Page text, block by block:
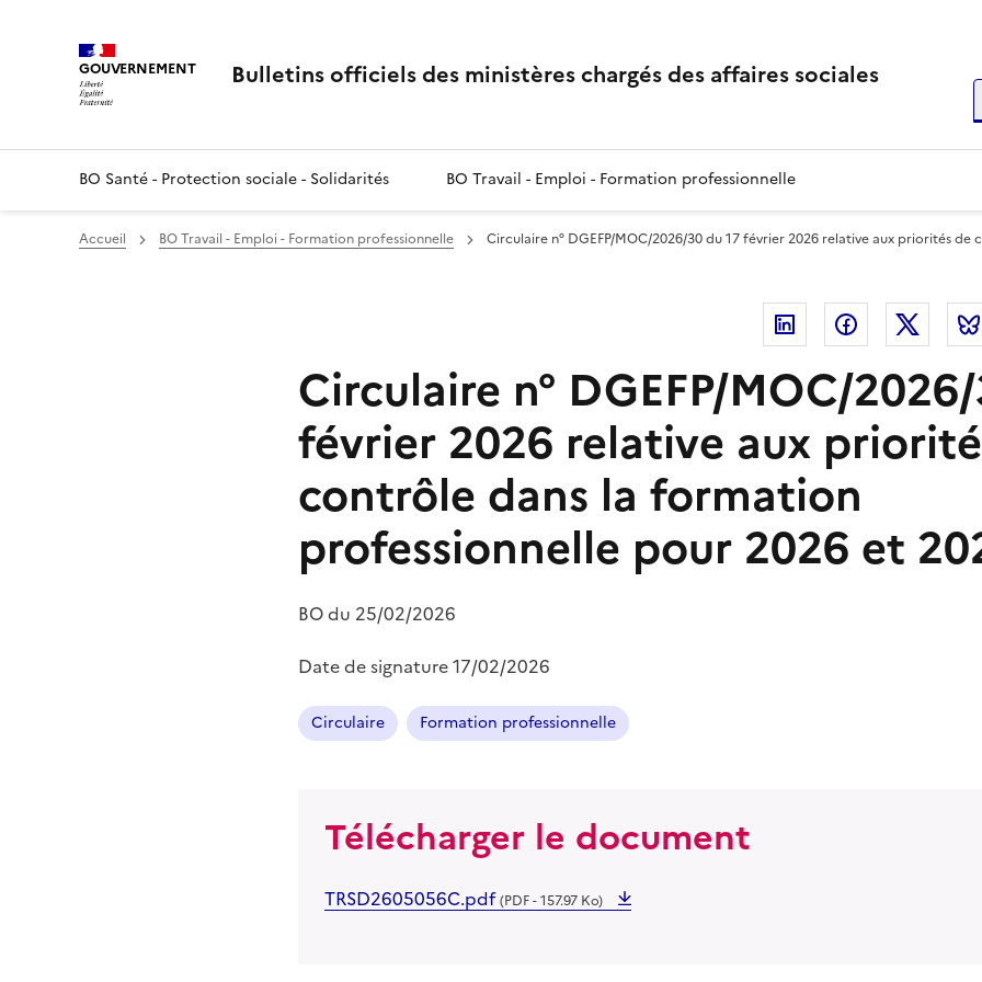
GOUVERNEMENT Bulletins officiels des ministères chargés des affaires sociales
BO Santé - Protection sociale - Solidarités BO Travail - Emploi - Formation professionnelle
Accueil BO Travail - Emploi - Formation professionnelle Circulaire n° DGEFP/MOC/2026/30 du 17 février 2026 relative aux priorités
Linkedin Facebook
Circulaire n° DGEFP/MOC/
février 2026 relative aux
contrôle dans la formation
professionnelle pour 2026 et
BO du 25/02/2026
Date de signature17/02/2026
Circulaire Formation professionnelle
Télécharger le document
TRSD2605056C.pdf(PDF - 157.97 Ko)